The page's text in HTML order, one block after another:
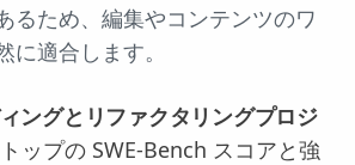
るため、編集やコンテンツのワ
に適合します。
ングとリファクタリングプロジ
ップの SWE-Bench スコアと強